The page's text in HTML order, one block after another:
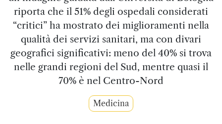
riporta che il 51% degli ospedali considerati
“critici” ha mostrato dei miglioramenti nella
qualità dei servizi sanitari, ma con divari
geografici significativi: meno del 40% si trova
nelle grandi regioni del Sud, mentre quasi il
70% è nel Centro-Nord
Medicina